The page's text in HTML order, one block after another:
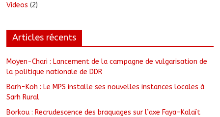
Videos (2)
Articles récents
Moyen-Chari : Lancement de la campagne de vulgarisation de
la politique nationale de DDR
Barh-Koh : Le MPS installe ses nouvelles instances locales à
Sarh Rural
Borkou : Recrudescence des braquages sur l’axe Faya-Kalaït